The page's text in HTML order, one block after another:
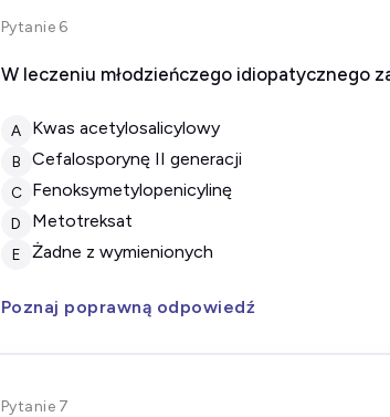
Pytanie 6
W leczeniu młodzieńczego idiopatycznego
A kwas acetylosalicylowy
B cefalosporynę II generacji
C fenoksymetylopenicylinę
D metotreksat
E żadne z wymienionych
Poznaj poprawną odpowiedź
Pytanie 7